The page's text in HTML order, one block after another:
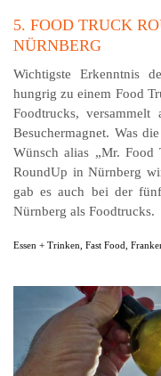
5. FOOD TRUCK
NÜRNBERG
Wichtigste Erkenntnis
hungrig zu einem Food
Foodtrucks,
Besuchermagnet. Was
Wünsch alias „Mr.
RoundUp in Nürnberg
gab es auch bei der
Nürnberg als Foodtrucks.
Essen + Trinken Fast Food